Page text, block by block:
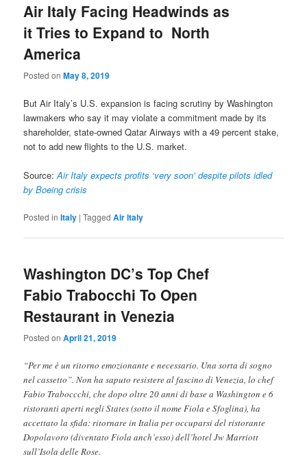
Air Italy Facing Headwinds as
it Tries to Expand to North
America
Posted onMay 8, 2019
But Air Italy’s U.S. expansion is facing scrutiny by Washington
lawmakers who say it may violate a commitment made by its
shareholder, state-owned Qatar Airways with a 49 percent stake,
not to add new flights to the U.S. market.
Source:Air Italy expects profits ‘very soon’ despite pilots idled
by Boeing crisis
Posted in Italy |Tagged Air Italy
Washington DC’s Top Chef
Fabio Trabocchi To Open
Restaurant in Venezia
Posted onApril 21, 2019
“Per me è un ritorno emozionante e necessario. Una sorta di sogno
nel cassetto”. Non ha saputo resistere al fascino di Venezia, lo chef
Fabio Traboccchi, che dopo oltre 20 anni di base a Washington e 6
ristoranti aperti negli States (sotto il nome Fiola e Sfoglina), ha
accettato la sfida: ritornare in Italia per occuparsi del ristorante
Dopolavoro (diventato Fiola anch’esso) dell’hotel Jw Marriott
sull’Isola delle Rose.